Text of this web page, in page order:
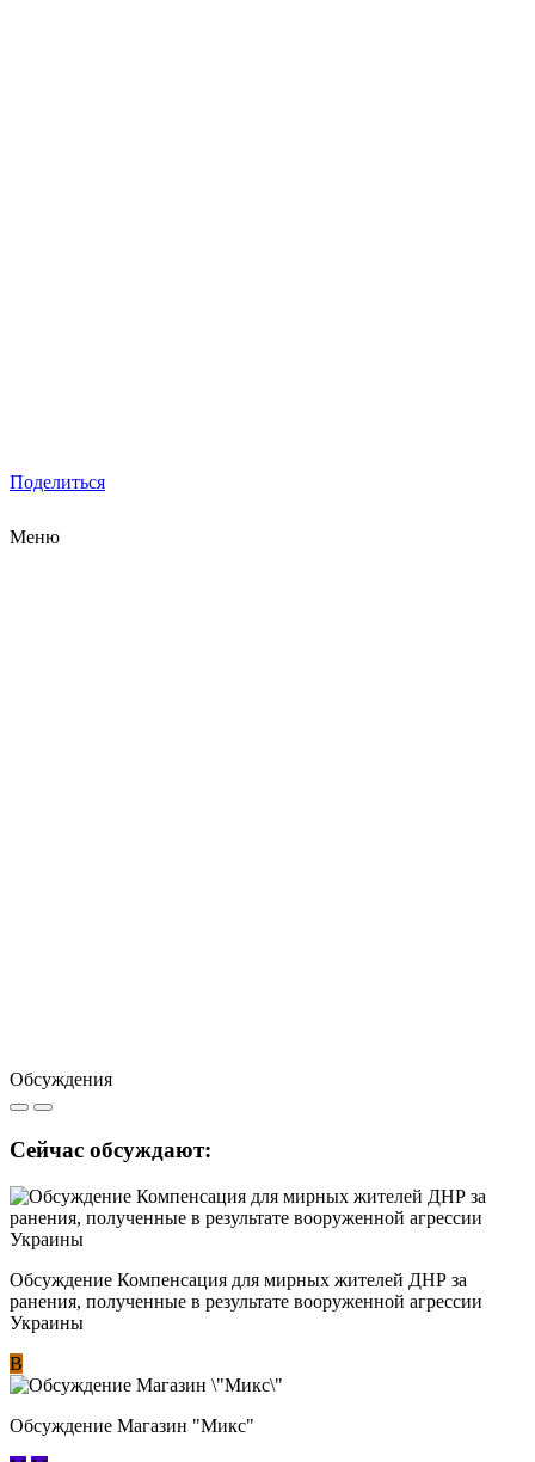
Поделиться
Меню
Обсуждения
Сейчас обсуждают:
Обсуждение Компенсация для мирных жителей ДНР за
ранения, полученные в результате вооруженной агрессии
Украины
В
Обсуждение Магазин "Микс"